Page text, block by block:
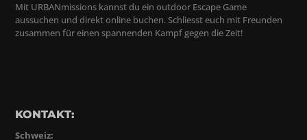
Mit URBANmissions kannst du ein outdoor Escape Game
aussuchen und direkt online buchen. Schliesst euch mit Freunden
zusammen für einen spannenden Kampf gegen die Zeit!
KONTAKT:
Schweiz: